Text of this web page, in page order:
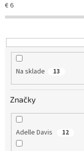
r
o
u
k
€6
Na sklade 13
Značky
Adelle Davis 12